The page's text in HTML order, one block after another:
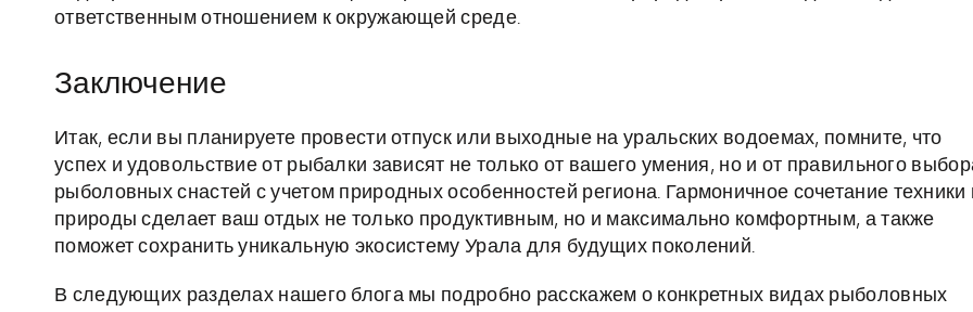
ответственным отношением к окружающей среде.
Заключение
Итак, если вы планируете провести отпуск или выходные на уральских водоемах, помните, что
успех и удовольствие от рыбалки зависят не только от вашего умения, но и от правильного
рыболовных снастей с учетом природных особенностей региона. Гармоничное сочетание техники
природы сделает ваш отдых не только продуктивным, но и максимально комфортным, а также
поможет сохранить уникальную экосистему Урала для будущих поколений.
В следующих разделах нашего блога мы подробно расскажем о конкретных видах рыболовных